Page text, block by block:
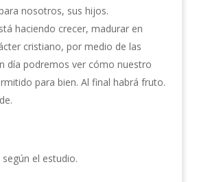
nosotros, sus hijos.
haciendo crecer, madurar en
cristiano, por medio de las
día podremos ver cómo nuestro
para bien. Al final habrá fruto.
el estudio.